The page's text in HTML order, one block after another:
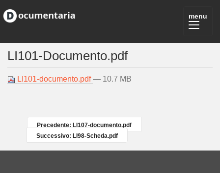
LI101-Documento.pdf
LI101-documento.pdf— 10.7 MB
Precedente: LI107-documento.pdf
Successivo: LI98-Scheda.pdf